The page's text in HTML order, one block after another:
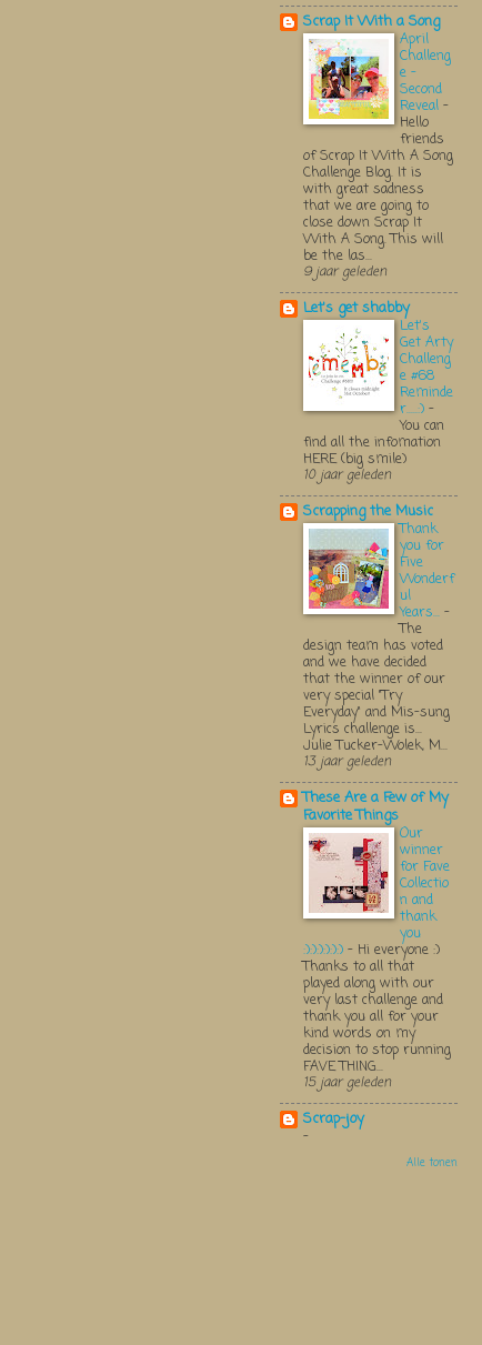
Scrap It With a Song
April
Challeng
e -
Second
Reveal -
Hello
friends
of Scrap It With A Song
Challenge Blog. It is
with great sadness
that we are going to
close down Scrap It
With A Song. This will
be the las...
9 jaar geleden
Let's get shabby
Let's
Get Arty
Challeng
e #68
Reminde
r.....:) -
You can
find all the infomation
HERE (big smile)
10 jaar geleden
Scrapping the Music
Thank
you for
Five
Wonderf
ul
Years... -
The
design team has voted
and we have decided
that the winner of our
very special "Try
Everyday" and Mis-sung
Lyrics challenge is...
Julie Tucker-Wolek, M...
13 jaar geleden
These Are a Few of My
Favorite Things
Our
winner
for Fave
Collectio
n and
thank
you
:):):):):):) - Hi everyone :)
Thanks to all that
played along with our
very last challenge and
thank you all for your
kind words on my
decision to stop running
FAVE THING...
15 jaar geleden
Scrap-joy
-
Alle tonen